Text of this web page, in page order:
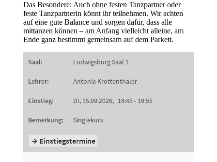
Das Besondere: Auch ohne festen Tanzpartner oder
feste Tanzpartnerin könnt ihr teilnehmen. Wir achten
auf eine gute Balance und sorgen dafür, dass alle
mittanzen können – am Anfang vielleicht alleine, am
Ende ganz bestimmt gemeinsam auf dem Parkett.